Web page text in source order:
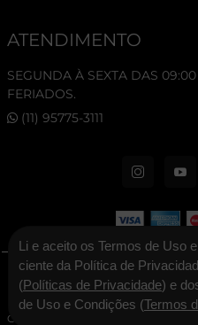
ATENDIMENTO
SEGUNDA À SEXTA DAS 09:00
FERIADOS.
(11) 95775-3111
© 2026 New Era Cap.
CNPJ: 06.346.545/0001-30 - New Era
Li e aceito os Termos de Uso
ciente da Política de
(Políticas de Privacidade) e
de Uso e Condições (Termos